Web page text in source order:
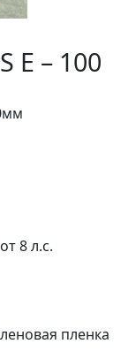
E – 100
от 8 л.с.
пленка